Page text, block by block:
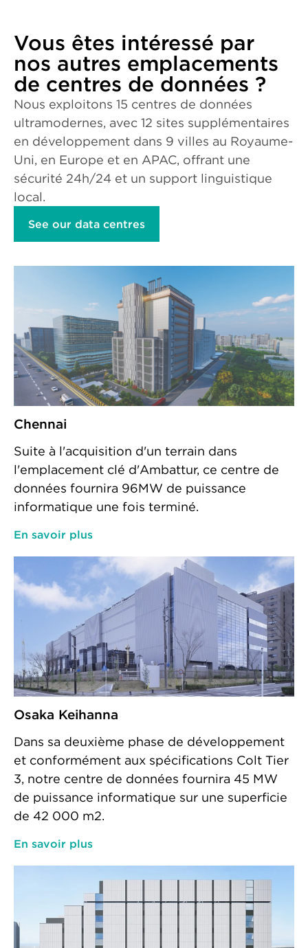
Vous êtes intéressé par
nos autres emplacements
de centres de données ?
Nous exploitons 15 centres de données
ultramodernes, avec 12 sites supplémentaires
en développement dans 9 villes au Royaume-
Uni, en Europe et en APAC, offrant une
sécurité 24h/24 et un support linguistique
local.
See our data centres
Chennai
Suite à l'acquisition d'un terrain dans
l'emplacement clé d'Ambattur, ce centre de
données fournira 96MW de puissance
informatique une fois terminé.
En savoir plus
Osaka Keihanna
Dans sa deuxième phase de développement
et conformément aux spécifications Colt Tier
3, notre centre de données fournira 45 MW
de puissance informatique sur une superficie
de 42 000 m2.
En savoir plus